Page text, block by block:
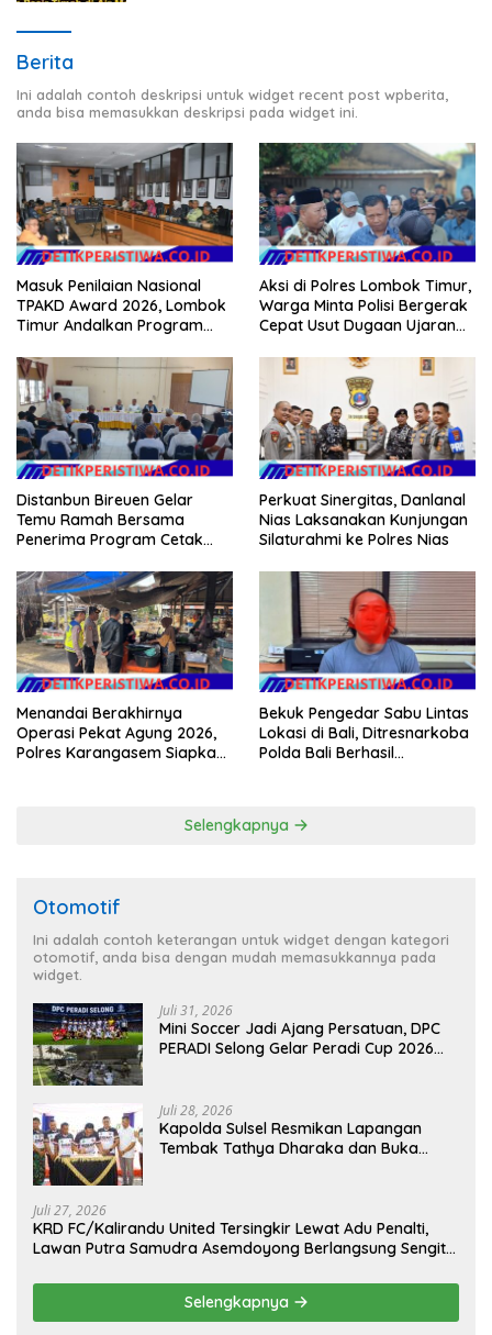
Berita
Ini adalah contoh deskripsi untuk widget recent post wpberita,
anda bisa memasukkan deskripsi pada widget ini.
Masuk Penilaian Nasional
TPAKD Award 2026, Lombok
Timur Andalkan Program
Dongkrak Kesejahteraan
Warga
Aksi di Polres Lombok Timur,
Warga Minta Polisi Bergerak
Cepat Usut Dugaan Ujaran
Distanbun Bireuen Gelar
Temu Ramah Bersama
Penerima Program Cetak
Klarifikasi Isu Hoax
Perkuat Sinergitas, Danlanal
Nias Laksanakan Kunjungan
Silaturahmi ke Polres Nias
Menandai Berakhirnya
Operasi Pekat Agung 2026,
Polres Karangasem Siapkan
Bekuk Pengedar Sabu Lintas
Lokasi di Bali, Ditresnarkoba
Polda Bali Berhasil
Selengkapnya
Otomotif
Ini adalah contoh keterangan untuk widget dengan kategori
otomotif, anda bisa dengan mudah memasukkannya pada
widget.
Juli 31, 2026
Mini Soccer Jadi Ajang Persatuan, DPC
PERADI Selong Gelar Peradi Cup 2026
Juli 28, 2026
Kapolda Sulsel Resmikan Lapangan
Tembak Tathya Dharaka dan Buka
Juli 27, 2026
KRD FC/Kalirandu United Tersingkir Lewat Adu Penalti,
Lawan Putra Samudra Asemdoyong Berlangsung Sengit
Selengkapnya